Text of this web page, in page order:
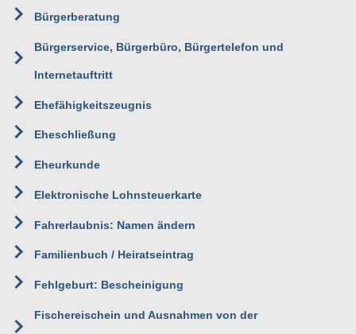
Bürgerberatung
Bürgerservice, Bürgerbüro, Bürgertelefon und
Internetauftritt
Ehefähigkeitszeugnis
Eheschließung
Eheurkunde
Elektronische Lohnsteuerkarte
Fahrerlaubnis: Namen ändern
Familienbuch / Heiratseintrag
Fehlgeburt: Bescheinigung
Fischereischein und Ausnahmen von der